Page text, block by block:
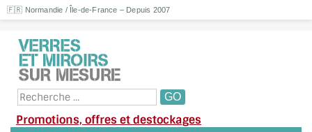
🇫🇷 Normandie / Île-de-France – Depuis 2007
Promotions, offres et destockages